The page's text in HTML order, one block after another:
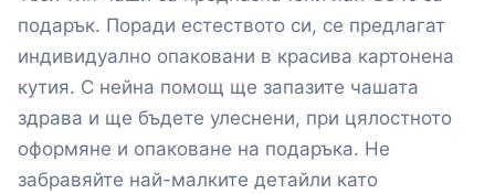
подарък. Поради естеството си, се предлагат
индивидуално опаковани в красива картонена
кутия. С нейна помощ ще запазите чашата
здрава и ще бъдете улеснени, при цялостното
оформяне и опаковане на подаръка. Не
забравяйте най-малките детайли като